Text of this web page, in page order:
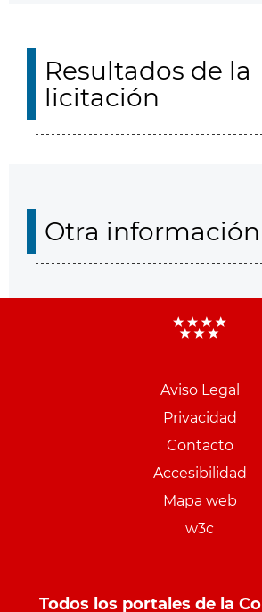
Resultados de la
licitación
Otra información
Aviso Legal
Privacidad
Contacto
Accesibilidad
Mapa web
w3c
Todos los portales de la